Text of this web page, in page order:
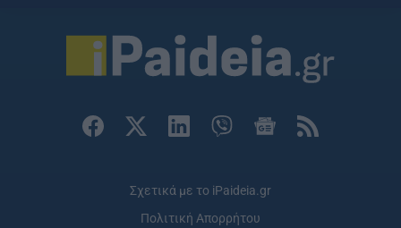
Σχετικά με το iPaideia.gr
Πολιτική Απορρήτου